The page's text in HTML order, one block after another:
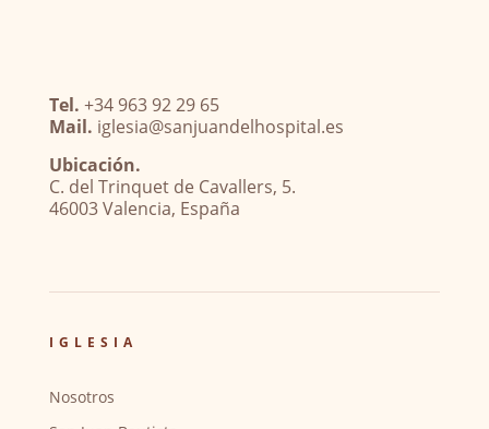
Tel. +34 963 92 29 65
Mail. iglesia@sanjuandelhospital.es
Ubicación.
C. del Trinquet de Cavallers, 5.
46003 Valencia, España
IGLESIA
Nosotros